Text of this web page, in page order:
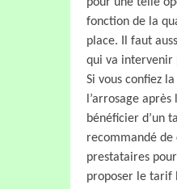
fonction de la
place. Il faut
qui va intervenir
Si vous confiez
l’arrosage
bénéficier d’un
recommandé de
prestataires
proposer le tarif